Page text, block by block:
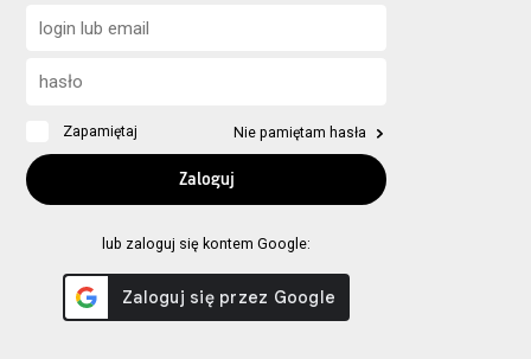
Zapamiętaj Nie pamiętam hasła
lub zaloguj się kontem Google: